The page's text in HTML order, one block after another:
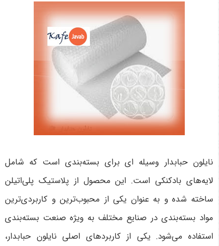
نایلون حبابدار وسیله ای برای بسته‌بندی است که شامل
لایه‌های بادکنکی است. این محصول از پلاستیک پلی‌اتیلن
ساخته شده و به عنوان یکی از محبوب‌ترین و کاربردی‌ترین
مواد بسته‌بندی در صنایع مختلف به ویژه صنعت بسته‌بندی
استفاده می‌شود. یکی از کاربردهای اصلی نایلون حبابدار،